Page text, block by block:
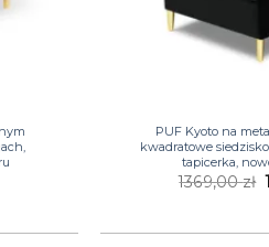
PUF Kyoto na
kwadratowe
tapicerka,
1369,00zł